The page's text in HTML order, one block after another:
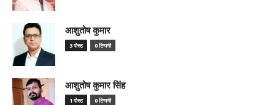
आशुतोष कुमार
3 पोस्ट 0 टिप्पणी
आशुतोष कुमार सिंह
1 पोस्ट 0 टिप्पणी